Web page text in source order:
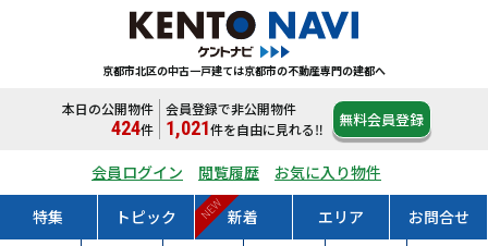
京都市北区の中古一戸建ては京都市の不動産専門の建都へ
本日の公開物件
424件
会員登録で非公開物件
1,021件を自由に見れる‼ 無料会員登録
会員ログイン 閲覧履歴 お気に入り物件
特集 トピック 新着
NEW エリア お問合せ